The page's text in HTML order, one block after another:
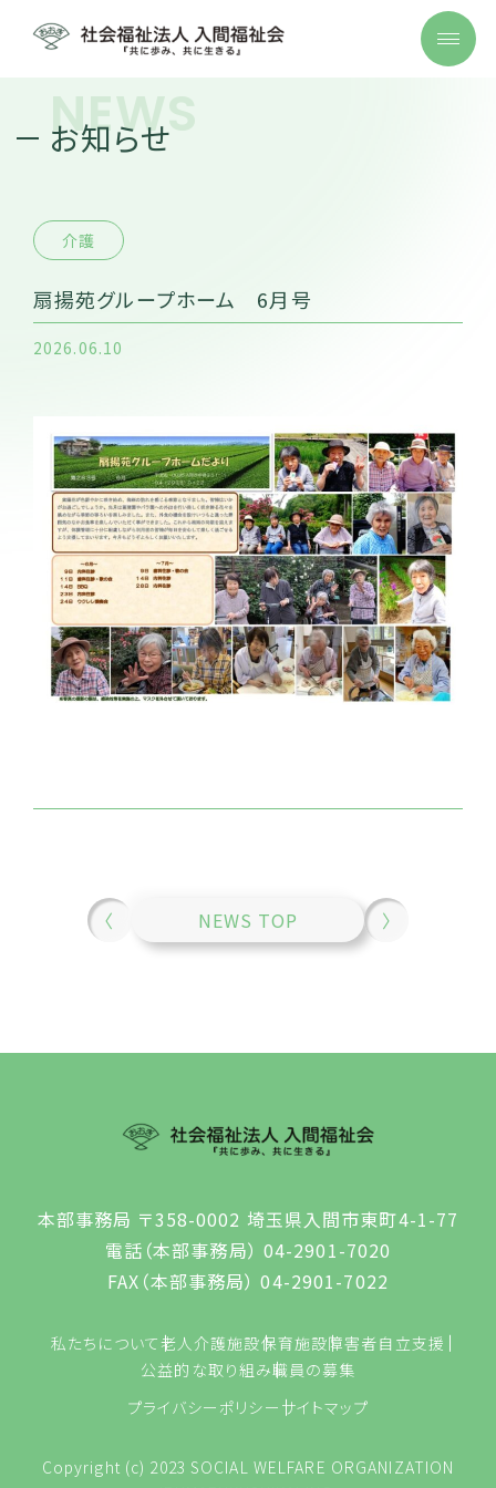
NEWS
お知らせ
介護
扇揚苑グループホーム 6月号
2026.06.10
〈 NEWS TOP 〉
本部事務局 〒358-0002 埼玉県入間市東町4-1-77
電話（本部事務局） 04-2901-7020
FAX（本部事務局） 04-2901-7022
私たちについて老人介護施設保育施設障害者自立支援
公益的な取り組み職員の募集
プライバシーポリシー サイトマップ
Copyright (c) 2023 SOCIAL WELFARE ORGANIZATION